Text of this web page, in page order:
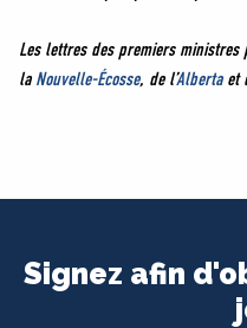
Les lettres des premiers ministres
la Nouvelle-Écosse, de l’Albertaet
Signez afin